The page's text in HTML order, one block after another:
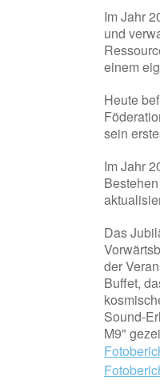
Im Jahr
und
einem
Heute
sein
Im Jahr
Das
der
Buffet,
Sound-
M9"